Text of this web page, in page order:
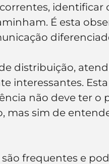
identificar
É esta
distribuição,
interessantes.
não deve ter o
mas sim de
frequentes e